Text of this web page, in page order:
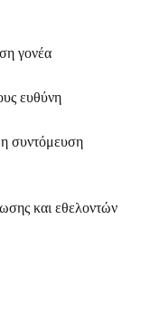
γονέα
ευθύνη
συντόμευση
και εθελοντών